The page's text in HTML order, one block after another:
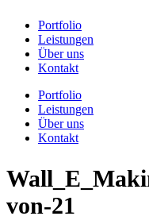
Portfolio
Leistungen
Über uns
Kontakt
Portfolio
Leistungen
Über uns
Kontakt
von-21